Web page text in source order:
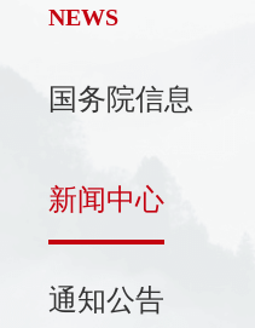
NEWS
国务院信息
新闻中心
通知公告
召开党工委会议
济南高新区党工委书记、管委
持会议并讲话。会议传达学习
国科协第十一次全国代表大会